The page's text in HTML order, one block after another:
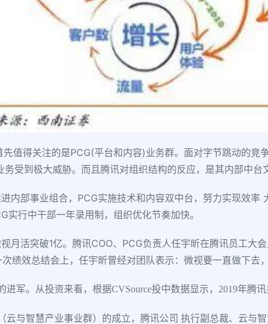
值得关注的是PCG(平台和内容)业务群。面对字节跳动的竞
受到极大威胁。而且腾讯对组织结构的反应，是其内部中台
内部事业组合，PCG实施技术和内容双中台，努力实现效
实行中干部一年录用制，组织优化节奏加快。
月活突破1亿。腾讯COO、PCG负责人任宇昕在腾讯员工大
绩效总结会上，任宇昕曾经对团队表示：微视要一直做下去，
军。从投资来看，根据CVSource投中数据显示，2019年腾
云与智慧产业事业群）的成立，腾讯公司 执行副总裁、云与